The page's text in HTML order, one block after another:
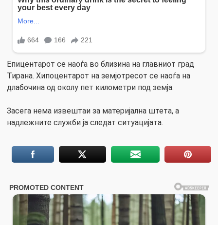
Епицентарот се наоѓа во близина на главниот град
Тирана. Хипоцентарот на земјотресот се наоѓа на
длабочина од околу пет километри под земја.
Засега нема извештаи за материјална штета, а
надлежните служби ја следат ситуацијата.